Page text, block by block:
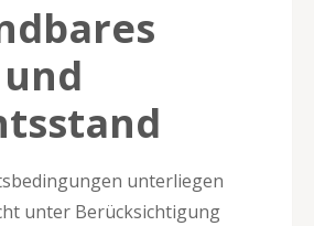
unterliegen
unter Berücksichtigung